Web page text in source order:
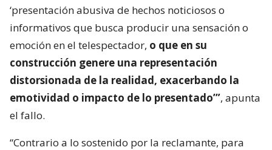
‘presentación abusiva de hechos noticiosos o
informativos que busca producir una sensación o
emoción en el telespectador, o que en su
construcción genere una representación
distorsionada de la realidad, exacerbando la
emotividad o impacto de lo presentado’”, apunta
el fallo.
“Contrario a lo sostenido por la reclamante, para